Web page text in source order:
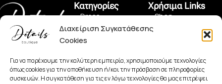
Διαχείριση Συγκατάθεσης
Cookies
Για να παρέχουμε την καλύτερη εμπειρία, χρησιμοποιούμε τεχνολογίες
όπως cookies για την αποθήκευση ή/και την πρόσβαση σε πληροφορίες
συσκευών. Η συγκατάθεση για τις εν λόγω τεχνολογίες θα μας επιτρέψει
Πραξιτέλους 150,
Πειραιάς 185 35
+30 2104128562
detailsboutiqueofficial@hotmail.com
Κατηγορίες
• Dress
• Pants
• Set
Χρήσιμα Links
• Shop
• Όροι Χρήσης
• Πολιτική
Απορρήτου